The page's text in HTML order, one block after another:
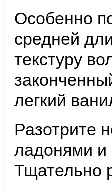
Особенно
средней
текстуру
легкий
Разотрите
ладонями и
Тщательно